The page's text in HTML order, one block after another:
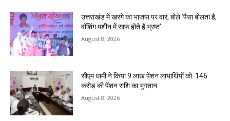
उत्तराखंड में खरगे का भाजपा पर वार, बोले ‘पैसा बोलता है,
वॉशिंग मशीन में साफ होते हैं भ्रष्ट’
August 8, 2026
सीएम धामी ने किया 9 लाख पेंशन लाभार्थियों को ₹ 146
करोड़ की पेंशन राशि का भुगतान
August 8, 2026